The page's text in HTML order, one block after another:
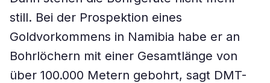
still. Bei der Prospektion eines
Goldvorkommens in Namibia habe er an
Bohrlöchern mit einer Gesamtlänge von
über 100.000 Metern gebohrt, sagt DMT-